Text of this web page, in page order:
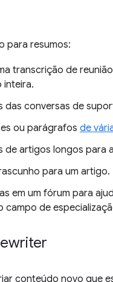
para resumos:
transcrição de
inteira.
das conversas de
ou parágrafos de
de artigos longos para
para um artigo.
em um fórum para
campo de
conteúdo novo que